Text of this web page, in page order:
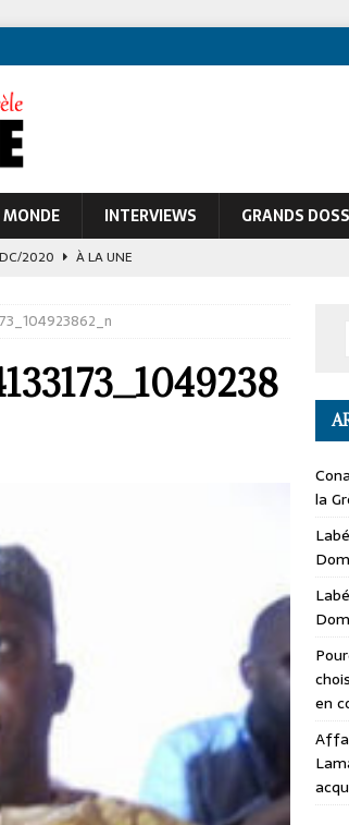
MONDE INTERVIEWS GRANDS
2020
À LA UNE
la
en